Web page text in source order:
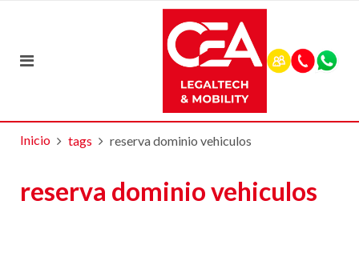
Inicio tags reserva dominio vehiculos
reserva dominio vehiculos